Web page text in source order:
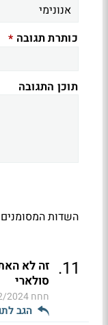
כותרת תגובה *
תוכן התגובה
השדות
11
. זה לא
סולארי
חחח21:23
הגב